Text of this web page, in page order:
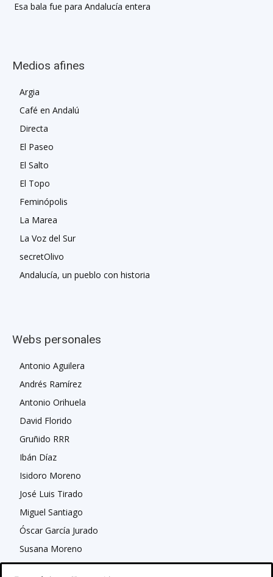
Esa bala fue para Andalucía entera
Medios afines
Argia
Café en Andalú
Directa
El Paseo
El Salto
El Topo
Feminópolis
La Marea
La Voz del Sur
secretOlivo
Andalucía, un pueblo con historia
Webs personales
Antonio Aguilera
Andrés Ramírez
Antonio Orihuela
David Florido
Gruñido RRR
Ibán Díaz
Isidoro Moreno
José Luis Tirado
Miguel Santiago
Óscar García Jurado
Susana Moreno